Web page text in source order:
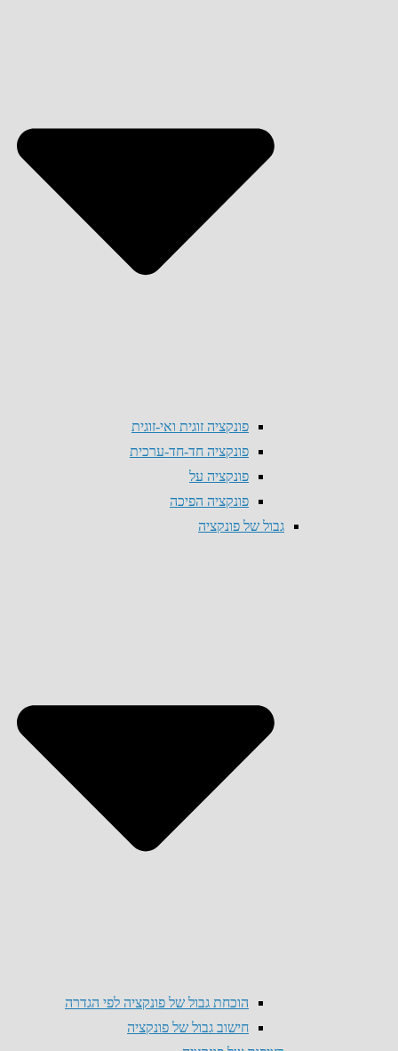
פונקציה זוגית ואי-זוגית
פונקציה חד-חד-ערכית
פונקציה על
פונקציה הפיכה
גבול של פונקציה
הוכחת גבול של פונקציה לפי הגדרה
חישוב גבול של פונקציה